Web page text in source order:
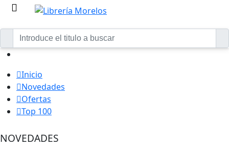
Inicio
Novedades
Ofertas
Top 100
NOVEDADES